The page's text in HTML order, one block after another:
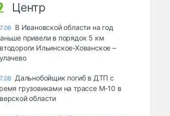
Центр
В Ивановской области на год
привели в порядок 5 км
Ильинское-Хованское –
Дальнобойщик погиб в ДТП с
грузовиками на трассе М-10 в
области